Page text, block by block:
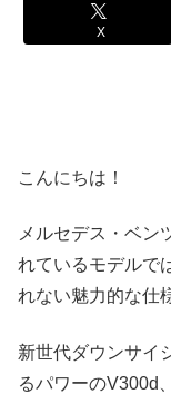
X
こんにちは！
メルセデス・ベン
れているモデルで
れない魅力的な仕
新世代ダウンサイ
るパワーのV300d